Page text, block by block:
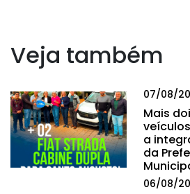
Veja também
07/08/
Mais
veículos
a
da
06/08/